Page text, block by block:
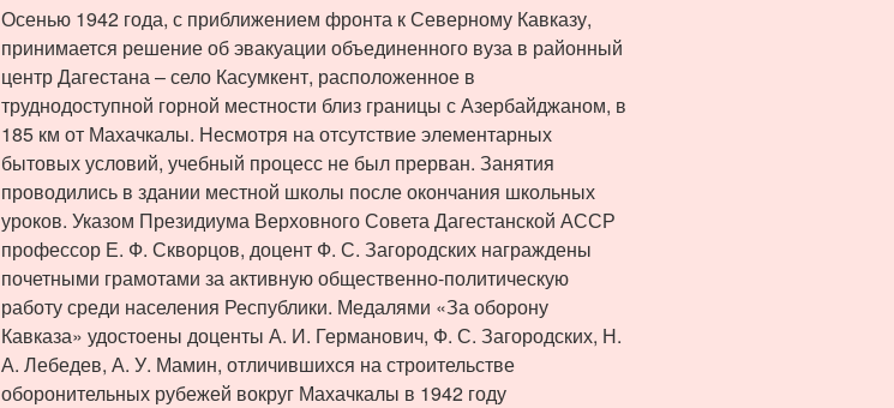
Осенью 1942 года, с приближением фронта к Северному Кавказу,
принимается решение об эвакуации объединенного вуза в районный
центр Дагестана – село Касумкент, расположенное в
труднодоступной горной местности близ границы с Азербайджаном, в
185 км от Махачкалы. Несмотря на отсутствие элементарных
бытовых условий, учебный процесс не был прерван. Занятия
проводились в здании местной школы после окончания школьных
уроков. Указом Президиума Верховного Совета Дагестанской АССР
профессор Е. Ф. Скворцов, доцент Ф. С. Загородских награждены
почетными грамотами за активную общественно-политическую
работу среди населения Республики. Медалями «За оборону
Кавказа» удостоены доценты А. И. Германович, Ф. С. Загородских, Н.
А. Лебедев, А. У. Мамин, отличившихся на строительстве
оборонительных рубежей вокруг Махачкалы в 1942 году